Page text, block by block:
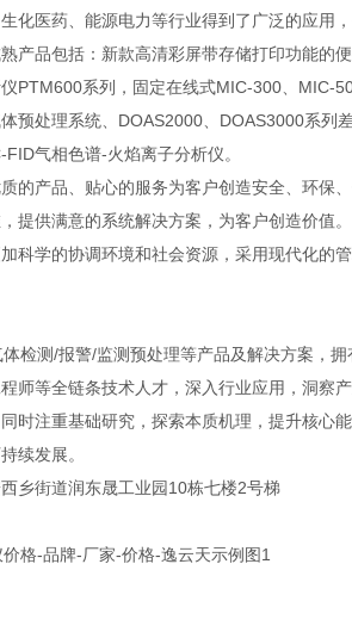
化医药、能源电力等行业得到了广泛的应用
品包括：新款高清彩屏带存储打印功能的
PTM600系列，固定在线式MIC-300、MIC-
预处理系统、DOAS2000、DOAS3000系列
气相色谱-火焰离子分析仪。
产品、贴心的服务为客户创造安全、环保
提供满意的系统解决方案，为客户创造价值。
学的协调环境和社会资源，采用现代化的
测/报警/监测预处理等产品及解决方案，拥
师等全链条技术人才，深入行业应用，洞察
时注重基础研究，探索本质机理，提升核心
续发展。
街道润东晟工业园10栋七楼2号梯